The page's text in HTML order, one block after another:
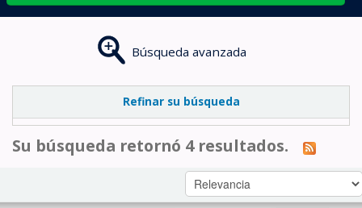
Búsqueda avanzada
Refinar su búsqueda
Su búsqueda retornó 4 resultados.